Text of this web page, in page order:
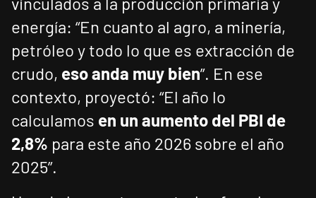
energía: “En cuanto al agro, a minería,
petróleo y todo lo que es extracción de
crudo, eso anda muy bien”. En ese
contexto, proyectó: “El año lo
calculamos en un aumento del PBI de
2,8% para este año 2026 sobre el año
2025”.